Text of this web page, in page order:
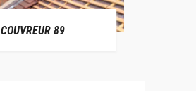
COUVREUR 89